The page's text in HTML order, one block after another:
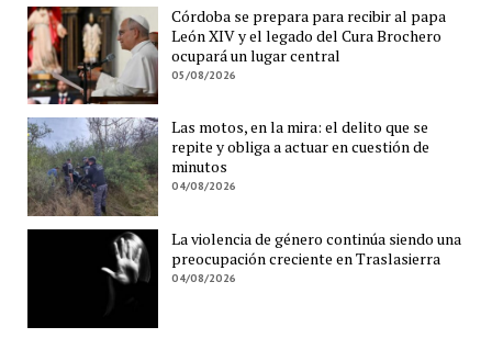
Córdoba se prepara para recibir al papa
León XIV y el legado del Cura Brochero
ocupará un lugar central
05/08/2026
Las motos, en la mira: el delito que se
repite y obliga a actuar en cuestión de
minutos
04/08/2026
La violencia de género continúa siendo una
preocupación creciente en Traslasierra
04/08/2026